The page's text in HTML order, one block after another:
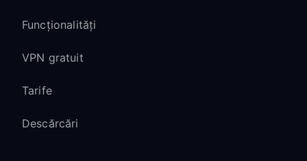
Funcționalități
VPN gratuit
Tarife
Descărcări